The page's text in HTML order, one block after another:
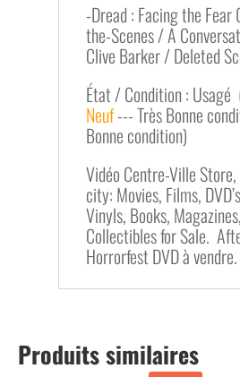
-Dread : Facing the Fear
the-Scenes / A
Clive Barker / Deleted
État / Condition : Usagé
Neuf--- Très Bonne
Bonne condition)
Vidéo Centre-Ville Store,
city: Movies, Films,
Vinyls, Books,
Collectibles for Sale.
Horrorfest DVD à vendre.
Produits similaires